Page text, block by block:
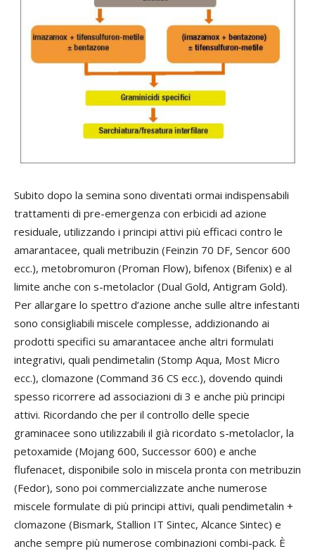
Subito dopo la semina sono diventati ormai indispensabili
trattamenti di pre-emergenza con erbicidi ad azione
residuale, utilizzando i principi attivi più efficaci contro le
amarantacee, quali metribuzin (Feinzin 70 DF, Sencor 600
ecc.), metobromuron (Proman Flow), bifenox (Bifenix) e al
limite anche con s-metolaclor (Dual Gold, Antigram Gold).
Per allargare lo spettro d’azione anche sulle altre infestanti
sono consigliabili miscele complesse, addizionando ai
prodotti specifici su amarantacee anche altri formulati
integrativi, quali pendimetalin (Stomp Aqua, Most Micro
ecc.), clomazone (Command 36 CS ecc.), dovendo quindi
spesso ricorrere ad associazioni di 3 e anche più principi
attivi. Ricordando che per il controllo delle specie
graminacee sono utilizzabili il già ricordato s-metolaclor, la
petoxamide (Mojang 600, Successor 600) e anche
flufenacet, disponibile solo in miscela pronta con metribuzin
(Fedor), sono poi commercializzate anche numerose
miscele formulate di più principi attivi, quali pendimetalin +
clomazone (Bismark, Stallion IT Sintec, Alcance Sintec) e
anche sempre più numerose combinazioni combi-pack. È